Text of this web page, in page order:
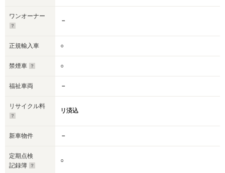
ワンオーナー
－
正規輸入車 ○
禁煙車 ○
福祉車両 －
リサイクル料
リ済込
新車物件 －
定期点検
記録簿
○